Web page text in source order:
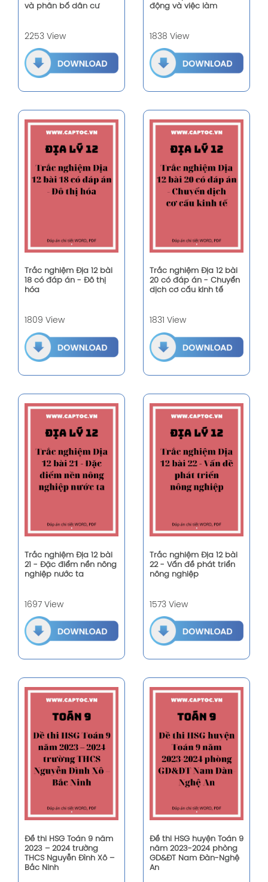
và phân bố dân cư
2253 View
động và việc làm
1838 View
Trắc nghiệm Địa 12 bài
18 có đáp án - Đô thị
hóa
1809 View
Trắc nghiệm Địa 12 bài
20 có đáp án - Chuyển
dịch cơ cấu kinh tế
1831 View
Trắc nghiệm Địa 12 bài
21 - Đặc điểm nền nông
nghiệp nước ta
1697 View
Trắc nghiệm Địa 12 bài
22 - Vấn đề phát triển
nông nghiệp
1573 View
Đề thi HSG Toán 9 năm
2023 – 2024 trường
THCS Nguyễn Đình Xô –
Bắc Ninh
Đề thi HSG huyện Toán 9
năm 2023-2024 phòng
GD&ĐT Nam Đàn-Nghệ
An